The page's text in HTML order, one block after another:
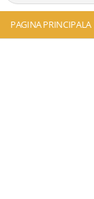
PAGINA PRINCIPALA